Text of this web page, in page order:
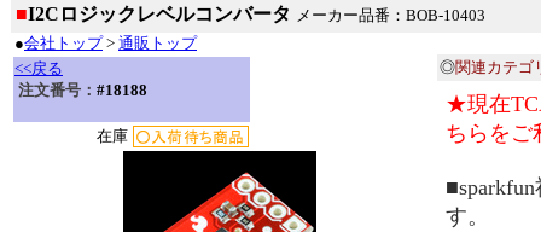
■I2Cロジックレベルコンバータ メーカー品番：BOB-10403
●会社トップ> 通販トップ
<<戻る
注文番号： #18188
在庫
◎関連カテゴ
★現在
ちらをご
す。